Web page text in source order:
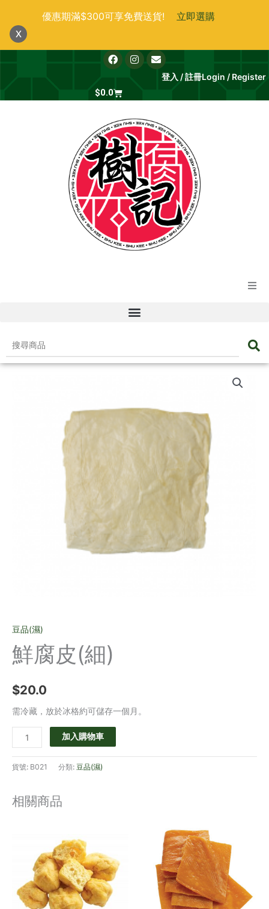
優惠期滿$300可享免費送貨! 立即選購
x
要
F
a
c
b
o
k
I
n
s
g
a
m
E
n
v
o
e
登入 / 註冊Login / Register
$0.0Cart
搜
尋
豆品(濕)
鮮腐皮(細)
$20.0
需冷藏，放於冰格約可儲存一個月。
加入購物車
貨號: B021 分類: 豆品(濕)
相關商品